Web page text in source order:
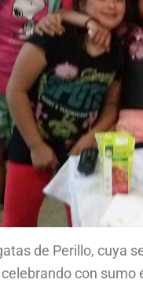
de Perillo, cuya
con